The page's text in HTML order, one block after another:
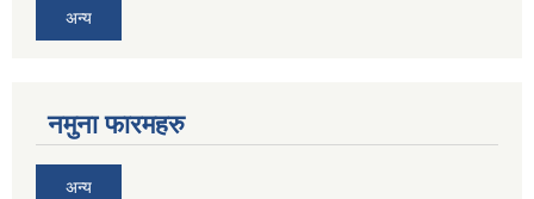
अन्य
नमुना फारमहरु
अन्य